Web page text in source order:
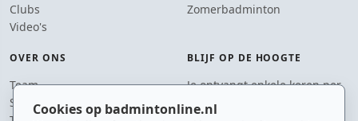
Cookies op badmintonline.nl
Clubs
Video's
Zomerbadminton
OVER ONS
Team
Supporters
BLIJF OP DE HOOGTE
Je ontvangt enkele keren per
jaar een e-mail met het